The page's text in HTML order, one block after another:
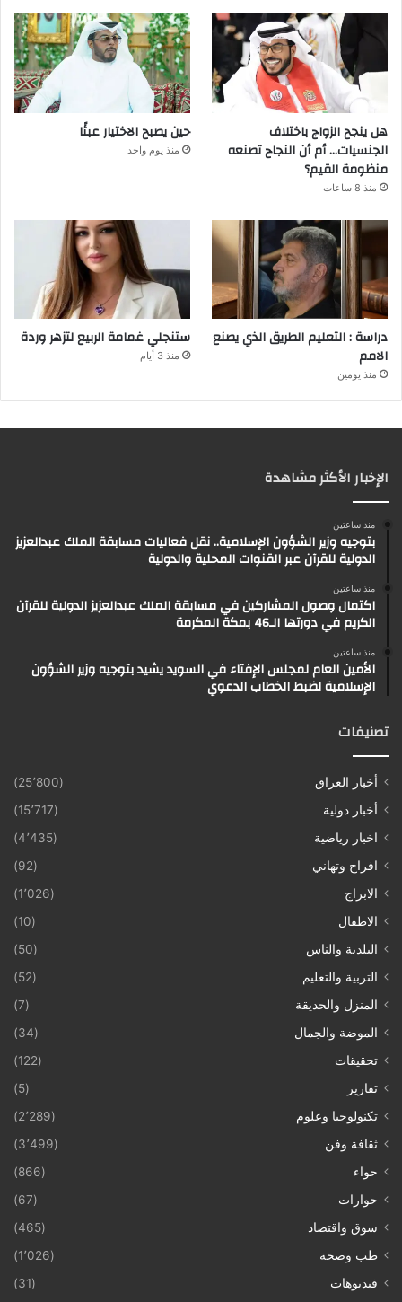
هل ينجح الزواج باختلاف
الجنسيات… أم أن النجاح تصنعه
منظومة القيم؟
منذ 8 ساعات
حين يصبح الاختيار عبئًا
منذ يوم واحد
دراسة : التعليم الطريق الذي يصنع
الامم
منذ يومين
ستنجلي غمامة الربيع لتزهر وردة
منذ 3 أيام
الإخبار الأكثر مشاهدة
منذ ساعتين
بتوجيه وزير الشؤون الإسلامية.. نقل فعاليات مسابقة الملك عبدالعزيز
الدولية للقرآن عبر القنوات المحلية والدولية
منذ ساعتين
اكتمال وصول المشاركين في مسابقة الملك عبدالعزيز الدولية للقرآن
الكريم في دورتها الـ46 بمكة المكرمة
منذ ساعتين
الأمين العام لمجلس الإفتاء في السويد يشيد بتوجيه وزير الشؤون
الإسلامية لضبط الخطاب الدعوي
تصنيفات
أخبار العراق
(25٬800)
أخبار دولية
(15٬717)
اخبار رياضية
(4٬435)
افراح وتهاني
(92)
الابراج
(1٬026)
الاطفال
(10)
البلدية والناس
(50)
التربية والتعليم
(52)
المنزل والحديقة
(7)
الموضة والجمال
(34)
تحقيقات
(122)
تقارير
(5)
تكنولوجيا وعلوم
(2٬289)
ثقافة وفن
(3٬499)
حواء
(866)
حوارات
(67)
سوق واقتصاد
(465)
طب وصحة
(1٬026)
فيديوهات
(31)